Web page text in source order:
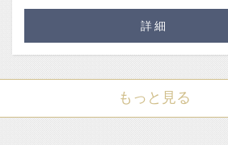
詳細
もっと見る